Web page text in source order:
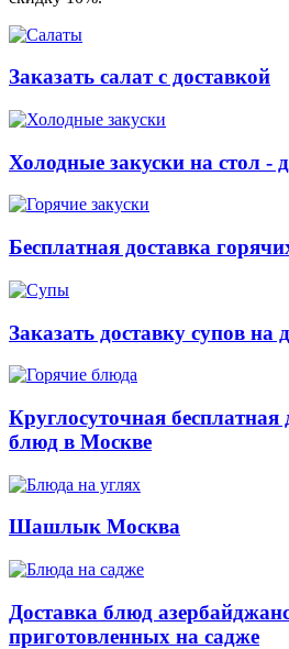
Заказать салат с доставкой
Холодные закуски на стол -
Бесплатная доставка
Заказать доставку супов на
Круглосуточная бесплатная
блюд в Москве
Шашлык Москва
Доставка блюд
приготовленных на садже